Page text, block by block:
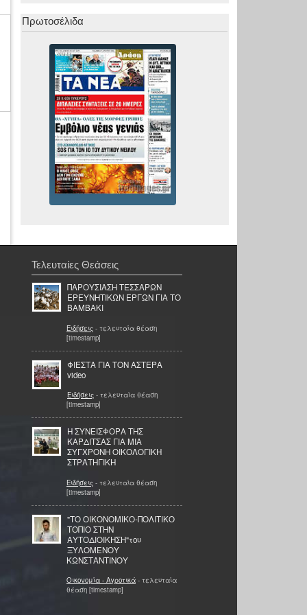
Πρωτοσέλιδα
Τελευταίες Θεάσεις
ΠΑΡΟΥΣΙΑΣΗ ΤΕΣΣΑΡΩΝ
ΕΡΕΥΝΗΤΙΚΩΝ ΕΡΓΩΝ ΓΙΑ ΤΟ
ΒΑΜΒΑΚΙ
Ειδήσεις - τελευταία θέαση
[timestamp]
ΦΙΕΣΤΑ ΓΙΑ ΤΟΝ ΑΣΤΕΡΑ
video
Ειδήσεις - τελευταία θέαση
[timestamp]
Η ΣΥΝΕΙΣΦΟΡΑ ΤΗΣ
ΚΑΡΔΙΤΣΑΣ ΓΙΑ ΜΙΑ
ΣΥΓΧΡΟΝΗ ΟΙΚΟΛΟΓΙΚΗ
ΣΤΡΑΤΗΓΙΚΗ
Ειδήσεις - τελευταία θέαση
[timestamp]
"ΤΟ ΟΙΚΟΝΟΜΙΚΟ-ΠΟΛΙΤΙΚΟ
ΤΟΠΙΟ ΣΤΗΝ
ΑΥΤΟΔΙΟΙΚΗΣΗ"του
ΞΥΛΟΜΕΝΟΥ
ΚΩΝΣΤΑΝΤΙΝΟΥ
Οικονομία - Αγροτικά - τελευταία
θέαση [timestamp]